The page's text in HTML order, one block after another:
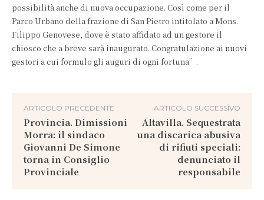
possibilità anche di nuova occupazione. Così come per il
Parco Urbano della frazione di San Pietro intitolato a Mons.
Filippo Genovese, dove è stato affidato ad un gestore il
chiosco che a breve sarà inaugurato. Congratulazione ai nuovi
gestori a cui formulo gli auguri di ogni fortuna”.
ARTICOLO PRECEDENTE
Provincia. Dimissioni
Morra: il sindaco
Giovanni De Simone
torna in Consiglio
Provinciale
ARTICOLO SUCCESSIVO
Altavilla. Sequestrata
una discarica abusiva
di rifiuti speciali:
denunciato il
responsabile